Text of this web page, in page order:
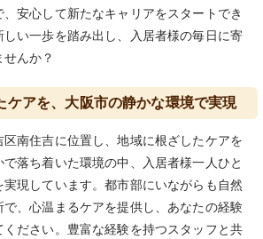
安心して新たなキャリアをスタートでき
しい一歩を踏み出し、入居者様の毎日に寄
んか？
ケアを、大阪市の静かな環境で実現
南住吉に位置し、地域に根ざしたケアを
落ち着いた環境の中、入居者様一人ひと
実現しています。都市部にいながらも自然
、心温まるケアを提供し、あなたの経験
ださい。豊富な経験を持つスタッフと共